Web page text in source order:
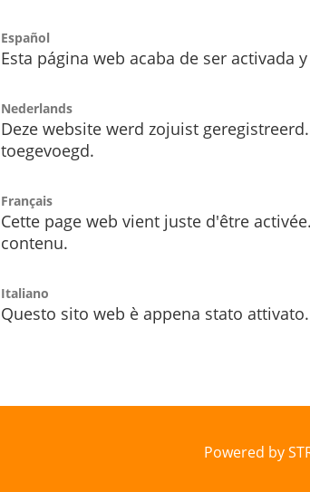
Español
Esta página web acaba de ser activada
Nederlands
Deze website werd zojuist
toegevoegd.
Français
Cette page web vient juste d'être
contenu.
Italiano
Questo sito web è appena stato
Powered by